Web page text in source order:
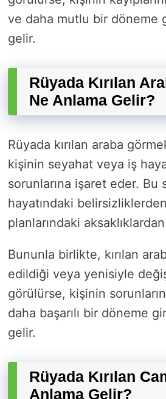
ve daha mutlu bir döneme
gelir.
Rüyada Kırılan
Ne Anlama Gelir?
Rüyada kırılan araba
kişinin seyahat veya iş
sorunlarına işaret eder. Bu
hayatındaki
planlarındaki
Bununla birlikte, kırılan
edildiği veya yenisiyle
görülürse, kişinin
daha başarılı bir döneme
gelir.
Rüyada Kırılan
Anlama Gelir?